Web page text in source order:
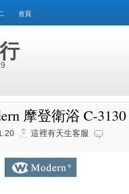
首頁
摩登衛浴 C-
這裡有天生客服